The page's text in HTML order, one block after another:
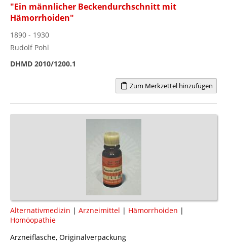
"Ein männlicher Beckendurchschnitt mit
Hämorrhoiden"
1890 - 1930
Rudolf Pohl
DHMD 2010/1200.1
Zum Merkzettel hinzufügen
Alternativmedizin | Arzneimittel | Hämorrhoiden |
Homöopathie
Arzneiflasche, Originalverpackung